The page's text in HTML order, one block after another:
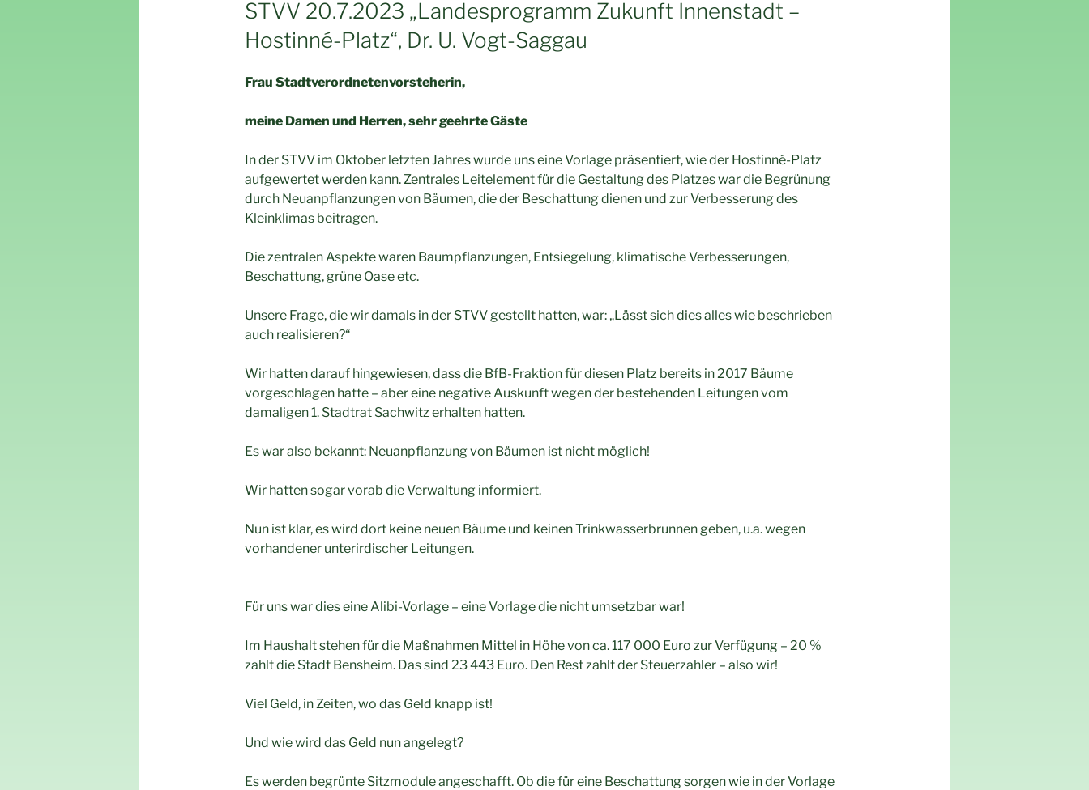
STVV 20.7.2023 „Landesprogramm Zukunft Innenstadt –
Hostinné-Platz“, Dr. U. Vogt-Saggau
Frau Stadtverordnetenvorsteherin,
meine Damen und Herren, sehr geehrte Gäste
In der STVV im Oktober letzten Jahres wurde uns eine Vorlage präsentiert, wie der Hostinné-Platz
aufgewertet werden kann. Zentrales Leitelement für die Gestaltung des Platzes war die Begrünung
durch Neuanpflanzungen von Bäumen, die der Beschattung dienen und zur Verbesserung des
Kleinklimas beitragen.
Die zentralen Aspekte waren Baumpflanzungen, Entsiegelung, klimatische Verbesserungen,
Beschattung, grüne Oase etc.
Unsere Frage, die wir damals in der STVV gestellt hatten, war: „Lässt sich dies alles wie beschrieben
auch realisieren?“
Wir hatten darauf hingewiesen, dass die BfB-Fraktion für diesen Platz bereits in 2017 Bäume
vorgeschlagen hatte – aber eine negative Auskunft wegen der bestehenden Leitungen vom
damaligen 1. Stadtrat Sachwitz erhalten hatten.
Es war also bekannt: Neuanpflanzung von Bäumen ist nicht möglich!
Wir hatten sogar vorab die Verwaltung informiert.
Nun ist klar, es wird dort keine neuen Bäume und keinen Trinkwasserbrunnen geben, u.a. wegen
vorhandener unterirdischer Leitungen.
Für uns war dies eine Alibi-Vorlage – eine Vorlage die nicht umsetzbar war!
Im Haushalt stehen für die Maßnahmen Mittel in Höhe von ca. 117 000 Euro zur Verfügung – 20 %
zahlt die Stadt Bensheim. Das sind 23 443 Euro. Den Rest zahlt der Steuerzahler – also wir!
Viel Geld, in Zeiten, wo das Geld knapp ist!
Und wie wird das Geld nun angelegt?
Es werden begrünte Sitzmodule angeschafft. Ob die für eine Beschattung sorgen wie in der Vorlage